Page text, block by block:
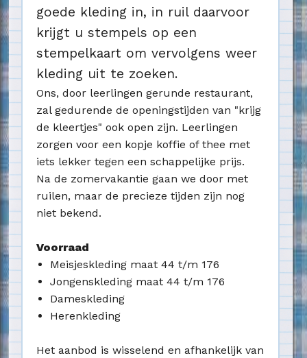
goede kleding in, in ruil daarvoor
krijgt u stempels op een
stempelkaart om vervolgens weer
kleding uit te zoeken.
Ons, door leerlingen gerunde restaurant,
zal gedurende de openingstijden van "krijg
de kleertjes" ook open zijn. Leerlingen
zorgen voor een kopje koffie of thee met
iets lekker tegen een schappelijke prijs.
Na de zomervakantie gaan we door met
ruilen, maar de precieze tijden zijn nog
niet bekend.
Voorraad
Meisjeskleding maat 44 t/m 176
Jongenskleding maat 44 t/m 176
Dameskleding
Herenkleding
Het aanbod is wisselend en afhankelijk van